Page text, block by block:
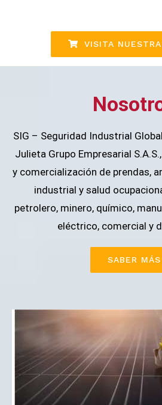
VISITA
SIG – Seguridad Industrial
Julieta Grupo Empresarial
y comercialización de prendas,
industrial y salud
petrolero, minero, químico,
eléctrico, comercial y
SABER MÁS